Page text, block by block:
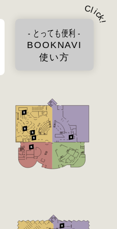
Cli
c
k
!
- とっても便利 -
BOOKNAVI
使い方